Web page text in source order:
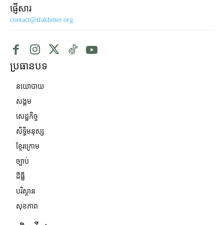
ផ្ញើសារ
contact@tfakhmer.org
ប្រធានបទ
នយោបាយ
សង្គម
សេដ្ឋកិច្ច
សិទ្ធិមនុស្ស
ខ្មែរក្រោម
ច្បាប់
ដីធ្លី
បរិស្ថាន
សុខភាព